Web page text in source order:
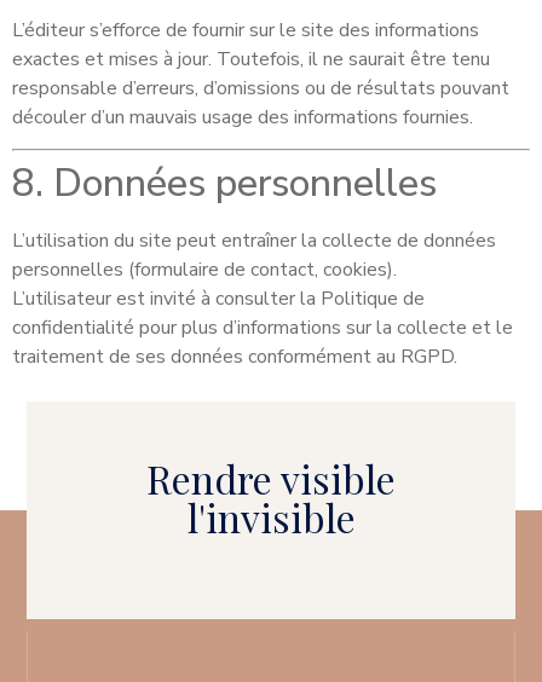
L’éditeur s’efforce de fournir sur le site des informations
exactes et mises à jour. Toutefois, il ne saurait être tenu
responsable d’erreurs, d’omissions ou de résultats pouvant
découler d’un mauvais usage des informations fournies.
8. Données personnelles
L’utilisation du site peut entraîner la collecte de données
personnelles (formulaire de contact, cookies).
L’utilisateur est invité à consulter la Politique de
confidentialité pour plus d’informations sur la collecte et le
traitement de ses données conformément au RGPD.
Rendre visible
l'invisible